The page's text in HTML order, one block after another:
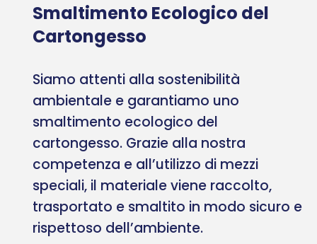
Smaltimento Ecologico del
Cartongesso
Siamo attenti alla sostenibilità
ambientale e garantiamo uno
smaltimento ecologico del
cartongesso. Grazie alla nostra
competenza e all’utilizzo di mezzi
speciali, il materiale viene raccolto,
trasportato e smaltito in modo sicuro e
rispettoso dell’ambiente.